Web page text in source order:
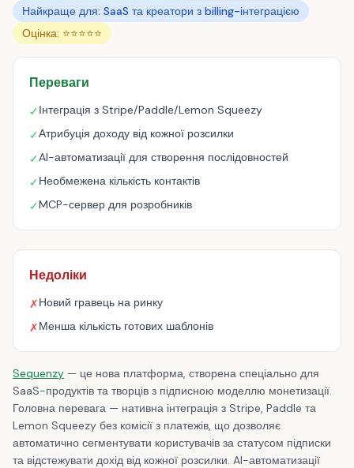
Найкраще для: SaaS та креатори з billing-інтеграцією
Оцінка: ⭐⭐⭐⭐⭐
Переваги
✓Інтеграція з Stripe/Paddle/Lemon Squeezy
✓Атрибуція доходу від кожної розсилки
✓AI-автоматизації для створення послідовностей
✓Необмежена кількість контактів
✓MCP-сервер для розробників
Недоліки
✗Новий гравець на ринку
✗Менша кількість готових шаблонів
Sequenzy — це нова платформа, створена спеціально для
SaaS-продуктів та творців з підписною моделлю монетизації.
Головна перевага — нативна інтеграція з Stripe, Paddle та
Lemon Squeezy без комісії з платежів, що дозволяє
автоматично сегментувати користувачів за статусом підписки
та відстежувати дохід від кожної розсилки. AI-автоматизації